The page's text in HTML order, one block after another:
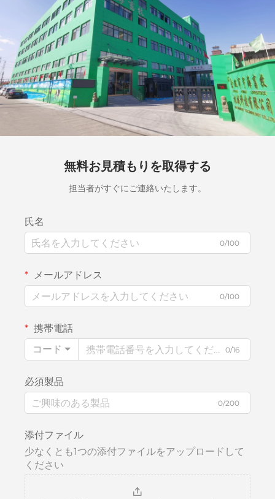
無料お見積もりを取得する
担当者がすぐにご連絡いたします。
氏名
0/100
メールアドレス
0/100
携帯電話
コード
0/16
必須製品
0/200
添付ファイル
少なくとも1つの添付ファイルをアップロードして
ください